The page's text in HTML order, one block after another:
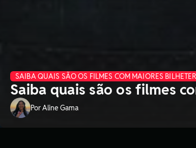
SAIBA QUAIS SÃO OS FILMES COM MAIORES
Saiba quais são os filmes
Por Aline Gama